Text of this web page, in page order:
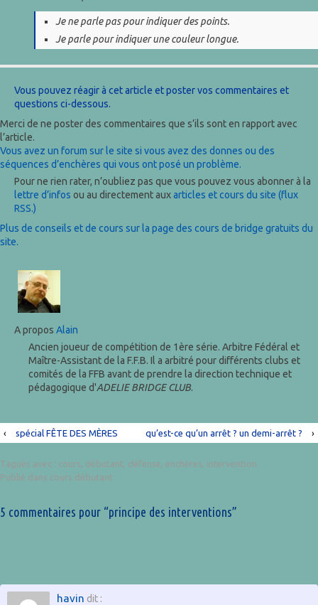
Je ne parle pas pour indiquer des points.
Je parle pour indiquer une couleur longue.
Vous pouvez réagir à cet article et poster vos commentaires et
questions ci-dessous.
Merci de ne poster des commentaires que s’ils sont en rapport avec
l’article.
Vous avez un forum sur le site si vous avez des donnes ou des
séquences d’enchères qui vous ont posé un problème.
Pour ne rien rater, n’oubliez pas que vous pouvez vous abonner à la
lettre d’infos ou au directement auxarticles et cours du site (flux
RSS.)
Plus de conseils et de cours sur la page des cours de bridge gratuits du
site.
A propos Alain
Ancien joueur de compétition de 1ère série. Arbitre Fédéral et
Maître-Assistant de la F.F.B. Il a arbitré pour différents clubs et
comités de la FFB avant de prendre la direction technique et
pédagogique d'ADELIE BRIDGE CLUB.
‹ spécial FÊTE DES MÈRES qu’est-ce qu’un arrêt ? un demi-arrêt ? ›
Tagués avec : cours débutant défense enchères intervention
Publié dans cours débutant
5 commentaires pour “principe des interventions”
havin dit :